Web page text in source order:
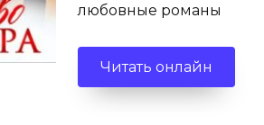
любовные романы
Читать онлайн